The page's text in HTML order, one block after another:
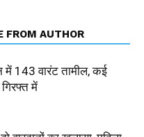
FROM AUTHOR
में 143 वारंट तामील, कई
में